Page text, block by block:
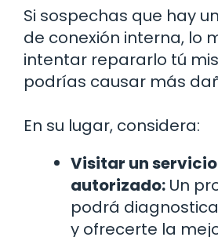
Si sospechas que hay
de conexión interna, lo
intentar repararlo tú
podrías causar más
En su lugar, considera:
Visitar un
autorizado: Un
podrá
y ofrecerte la